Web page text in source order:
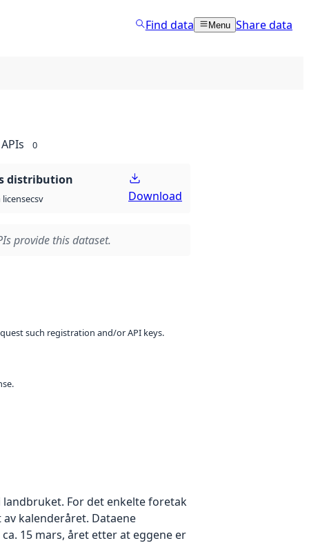
Find data Menu Share data
APIs 0
distribution
csv Download
provide this dataset.
such registration and/or API keys.
For det enkelte foretak
kalenderåret. Dataene
15 mars, året etter at eggene er